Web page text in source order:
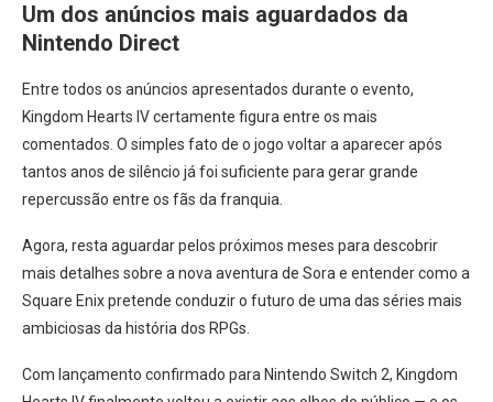
Um dos anúncios mais aguardados da
Nintendo Direct
Entre todos os anúncios apresentados durante o evento,
Kingdom Hearts IV certamente figura entre os mais
comentados. O simples fato de o jogo voltar a aparecer após
tantos anos de silêncio já foi suficiente para gerar grande
repercussão entre os fãs da franquia.
Agora, resta aguardar pelos próximos meses para descobrir
mais detalhes sobre a nova aventura de Sora e entender como a
Square Enix pretende conduzir o futuro de uma das séries mais
ambiciosas da história dos RPGs.
Com lançamento confirmado para Nintendo Switch 2, Kingdom